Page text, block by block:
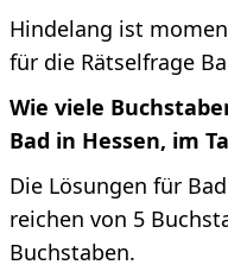
Hindelang ist
für die Rätselfrage
Wie viele
Bad in Hessen, im
Die Lösungen für
reichen von 5
Buchstaben.